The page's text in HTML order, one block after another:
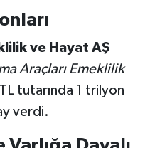
ve Hayat AŞ
Araçları Emeklilik
tutarında 1 trilyon
verdi.